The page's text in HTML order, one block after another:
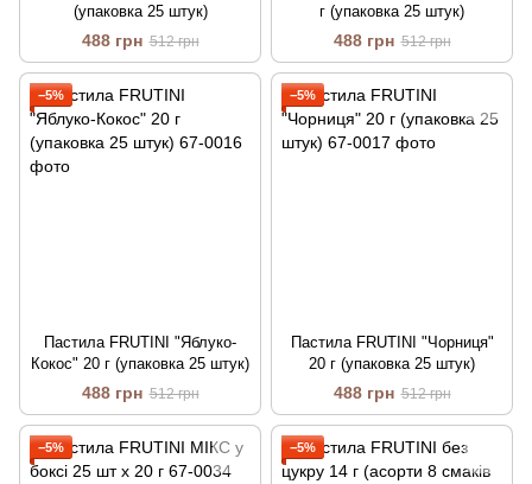
(упаковка 25 штук)
488 грн 512 грн
г (упаковка 25 штук)
488 грн 512 грн
−5%
Пастила FRUTINI "Яблуко-
Кокос" 20 г (упаковка 25 штук)
488 грн 512 грн
−5%
Пастила FRUTINI "Чорниця"
20 г (упаковка 25 штук)
488 грн 512 грн
−5% −5%